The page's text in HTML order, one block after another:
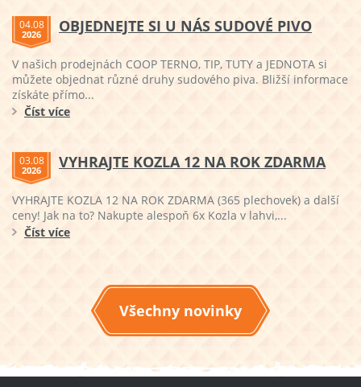
04.08
2026 OBJEDNEJTE SI U NÁS SUDOVÉ PIVO
V našich prodejnách COOP TERNO, TIP, TUTY a JEDNOTA si
můžete objednat různé druhy sudového piva. Bližší informace
získáte přímo...
Číst více
03.08
2026 VYHRAJTE KOZLA 12 NA ROK ZDARMA
VYHRAJTE KOZLA 12 NA ROK ZDARMA (365 plechovek) a další
ceny! Jak na to? Nakupte alespoň 6x Kozla v lahvi,...
Číst více
Všechny novinky